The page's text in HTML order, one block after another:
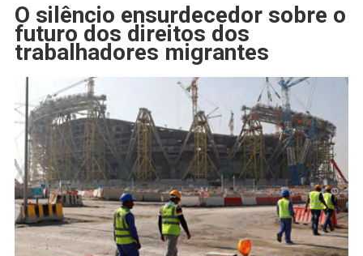
O silêncio ensurdecedor sobre o
futuro dos direitos dos
trabalhadores migrantes